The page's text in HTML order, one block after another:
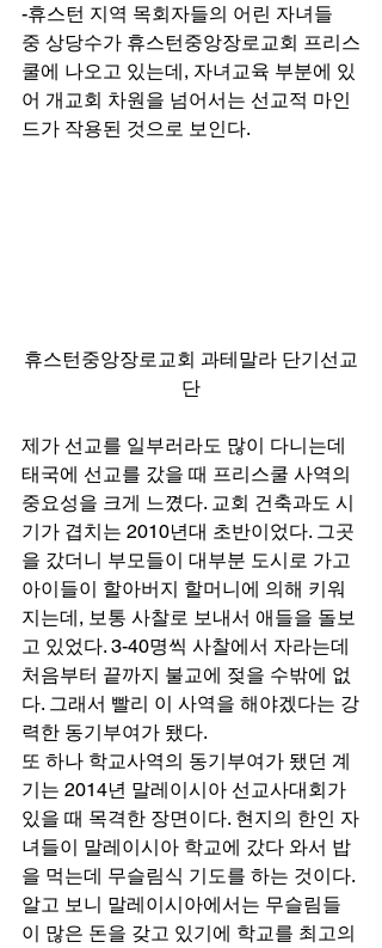
-휴스턴 지역 목회자들의 어린 자녀들
중 상당수가 휴스턴중앙장로교회 프리스
쿨에 나오고 있는데, 자녀교육 부분에 있
어 개교회 차원을 넘어서는 선교적 마인
드가 작용된 것으로 보인다.
휴스턴중앙장로교회 과테말라 단기선교
단
제가 선교를 일부러라도 많이 다니는데
태국에 선교를 갔을 때 프리스쿨 사역의
중요성을 크게 느꼈다. 교회 건축과도 시
기가 겹치는 2010년대 초반이었다. 그곳
을 갔더니 부모들이 대부분 도시로 가고
아이들이 할아버지 할머니에 의해 키워
지는데, 보통 사찰로 보내서 애들을 돌보
고 있었다. 3-40명씩 사찰에서 자라는데
처음부터 끝까지 불교에 젖을 수밖에 없
다. 그래서 빨리 이 사역을 해야겠다는 강
력한 동기부여가 됐다.
또 하나 학교사역의 동기부여가 됐던 계
기는 2014년 말레이시아 선교사대회가
있을 때 목격한 장면이다. 현지의 한인 자
녀들이 말레이시아 학교에 갔다 와서 밥
을 먹는데 무슬림식 기도를 하는 것이다.
알고 보니 말레이시아에서는 무슬림들
이 많은 돈을 갖고 있기에 학교를 최고의